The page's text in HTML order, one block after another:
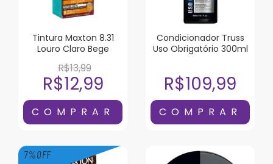
Tintura Maxton 8.31
Louro Claro Bege
R$13,99
R$12,99
Condicionador Truss
Uso Obrigatório 300ml
R$109,99
7%OFF